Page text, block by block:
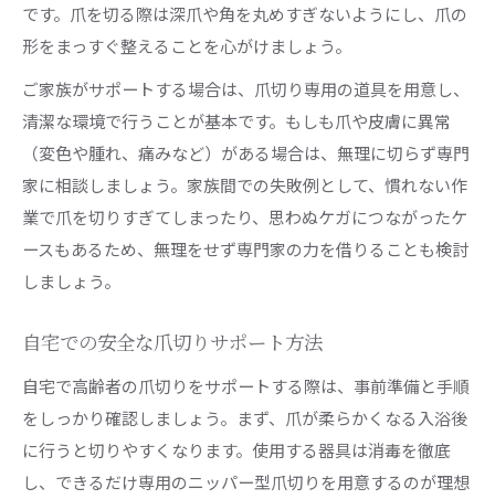
です。爪を切る際は深爪や角を丸めすぎないようにし、爪の
形をまっすぐ整えることを心がけましょう。
ご家族がサポートする場合は、爪切り専用の道具を用意し、
清潔な環境で行うことが基本です。もしも爪や皮膚に異常
（変色や腫れ、痛みなど）がある場合は、無理に切らず専門
家に相談しましょう。家族間での失敗例として、慣れない作
業で爪を切りすぎてしまったり、思わぬケガにつながったケ
ースもあるため、無理をせず専門家の力を借りることも検討
しましょう。
自宅での安全な爪切りサポート方法
自宅で高齢者の爪切りをサポートする際は、事前準備と手順
をしっかり確認しましょう。まず、爪が柔らかくなる入浴後
に行うと切りやすくなります。使用する器具は消毒を徹底
し、できるだけ専用のニッパー型爪切りを用意するのが理想